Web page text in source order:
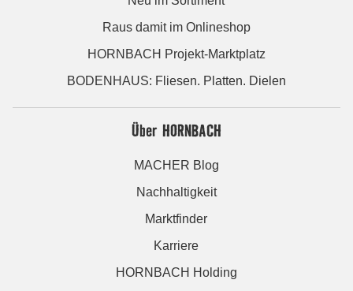
Raus damit im Onlineshop
HORNBACH Projekt-Marktplatz
BODENHAUS: Fliesen. Platten. Dielen
Über HORNBACH
MACHER Blog
Nachhaltigkeit
Marktfinder
Karriere
HORNBACH Holding